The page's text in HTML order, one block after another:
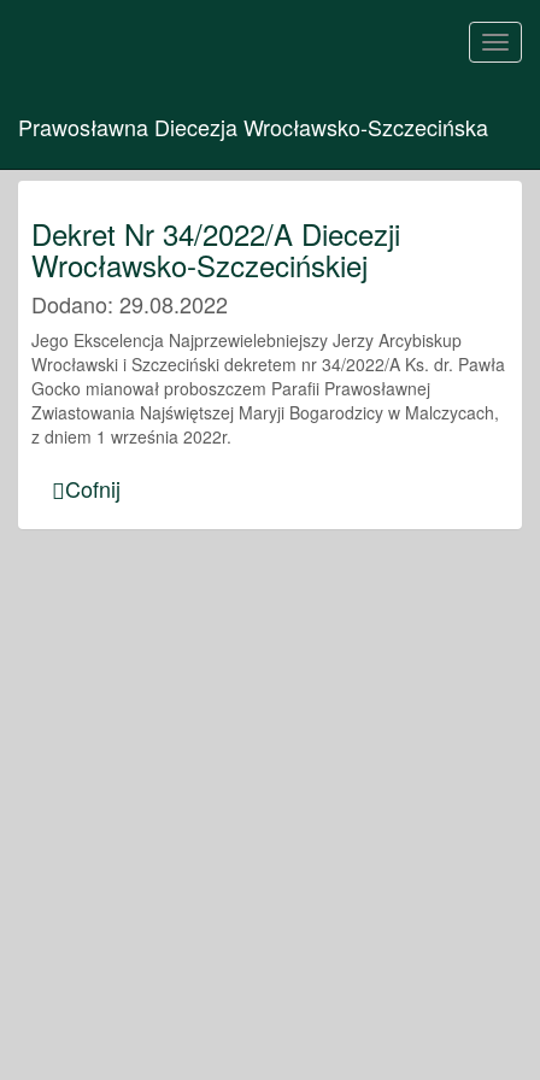
Prawosławna Diecezja Wrocławsko-Szczecińska
Dekret Nr 34/2022/A Diecezji
Wrocławsko-Szczecińskiej
Dodano: 29.08.2022
Jego Ekscelencja Najprzewielebniejszy Jerzy Arcybiskup
Wrocławski i Szczeciński dekretem nr 34/2022/A Ks. dr. Pawła
Gocko mianował proboszczem Parafii Prawosławnej
Zwiastowania Najświętszej Maryji Bogarodzicy w Malczycach,
z dniem 1 września 2022r.
Cofnij